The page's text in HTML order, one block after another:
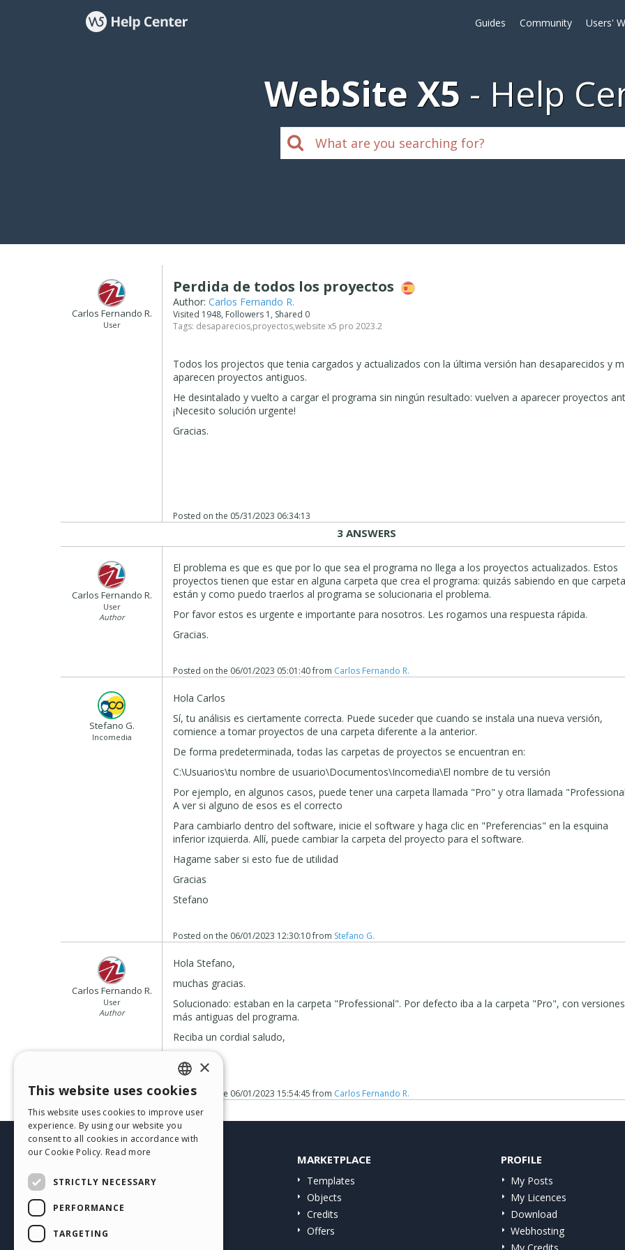
Guides Community Users'
WebSite X5 Help
Carlos Fernando R.
User
Perdida de todos los proyectos
Author:Carlos Fernando R.
Visited 1948, Followers 1, Shared 0
Tags: desaparecios,proyectos,website x5 pro 2023.2
Todos los projectos que tenia cargados y actualizados con la última versión han desaparecidos y
aparecen proyectos antiguos.
He desintalado y vuelto a cargar el programa sin ningún resultado: vuelven a aparecer proyectos
¡Necesito solución urgente!
Gracias.
Posted on the 05/31/2023 06:34:13
3 ANSWERS
Carlos Fernando R.
User
Author
El problema es que es que por lo que sea el programa no llega a los proyectos actualizados. Estos
proyectos tienen que estar en alguna carpeta que crea el programa: quizás sabiendo en que
están y como puedo traerlos al programa se solucionaria el problema.
Por favor estos es urgente e importante para nosotros. Les rogamos una respuesta rápida.
Gracias.
Posted on the 06/01/2023 05:01:40from Carlos Fernando R.
Stefano G.
Incomedia
Hola Carlos
Sí, tu análisis es ciertamente correcta. Puede suceder que cuando se instala una nueva versión,
comience a tomar proyectos de una carpeta diferente a la anterior.
De forma predeterminada, todas las carpetas de proyectos se encuentran en:
C:\Usuarios\tu nombre de usuario\Documentos\Incomedia\El nombre de tu versión
Por ejemplo, en algunos casos, puede tener una carpeta llamada "Pro" y otra llamada
A ver si alguno de esos es el correcto
Para cambiarlo dentro del software, inicie el software y haga clic en "Preferencias" en la esquina
inferior izquierda. Allí, puede cambiar la carpeta del proyecto para el software.
Hagame saber si esto fue de utilidad
Gracias
Stefano
Posted on the 06/01/2023 12:30:10from Stefano G.
Carlos Fernando R.
User
Author
Hola Stefano,
muchas gracias.
Solucionado: estaban en la carpeta "Professional". Por defecto iba a la carpeta "Pro", con versiones
más antiguas del programa.
Reciba un cordial saludo,
Posted on the 06/01/2023 15:54:45from Carlos Fernando R.
HELP CENTER
Guides
Users' Websites
MARKETPLACE
Templates
Objects
Credits
Offers
PROFILE
My Posts
My Licences
Download
Webhosting
My Credits
ENGLISH
ITALIAN
GERMAN
×
This website uses cookies
This website uses cookies to improve user
experience. By using our website you
consent to all cookies in accordance with
our Cookie Policy. Read more
STRICTLY NECESSARY
PERFORMANCE
TARGETING